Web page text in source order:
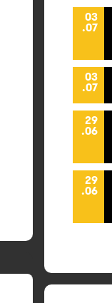
03
.07
03
.07
29
.06
29
.06